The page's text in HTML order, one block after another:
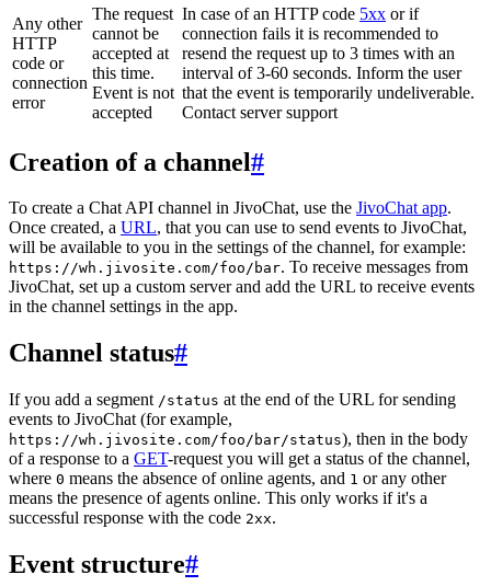
Any other
HTTP
code or
connection
error
The request
cannot be
accepted at
this time.
Event is not
accepted
In case of an HTTP code 5xx or if
connection fails it is recommended to
resend the request up to 3 times with an
interval of 3-60 seconds. Inform the user
that the event is temporarily undeliverable.
Contact server support
Creation of a channel#
To create a Chat API channel in JivoChat, use the JivoChat app.
Once created, a URL, that you can use to send events to JivoChat,
will be available to you in the settings of the channel, for example:
https://wh.jivosite.com/foo/bar. To receive messages from
JivoChat, set up a custom server and add the URL to receive events
in the channel settings in the app.
Channel status#
If you add a segment /status at the end of the URL for sending
events to JivoChat (for example,
https://wh.jivosite.com/foo/bar/status), then in the body
of a response to a GET-request you will get a status of the channel,
where 0 means the absence of online agents, and 1 or any other
means the presence of agents online. This only works if it's a
successful response with the code 2xx.
Event structure#